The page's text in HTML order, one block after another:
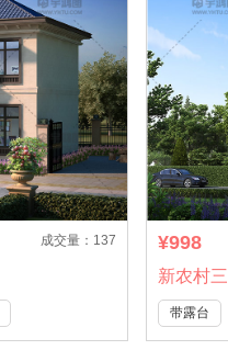
成交量：137 ¥998
新农村
带露台